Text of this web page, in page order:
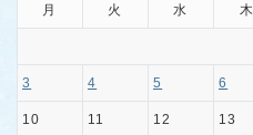
月 火 水 木
3 4 5 6
10 11 12 13